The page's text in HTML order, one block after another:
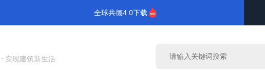
全球共德4.0下载
实现建筑新生活